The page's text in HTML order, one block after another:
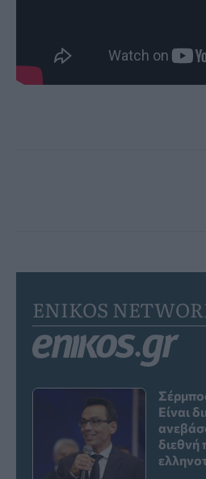
ENIKOS
Είναι
διεθνή